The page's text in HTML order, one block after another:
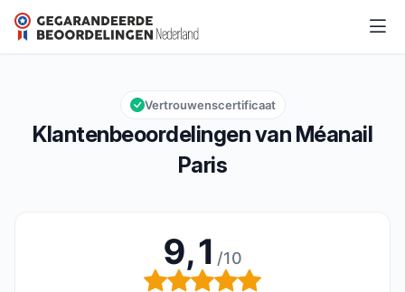
Méanail Paris
Algemene beoordeling: 9,1 van 10
9,1/10
Klantenbeoordelingen van Méanail
Paris
Vertrouwenscertificaat
9,1 /10